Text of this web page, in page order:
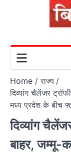
Home
राज्य
दिव्यांग चैलेंजर
मध्य प्रदेश के बीच
दिव्यांग
बाहर, जम्मू-